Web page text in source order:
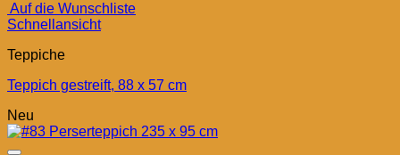
Auf die Wunschliste
Schnellansicht
Teppiche
Teppich gestreift, 88 x 57 cm
Neu